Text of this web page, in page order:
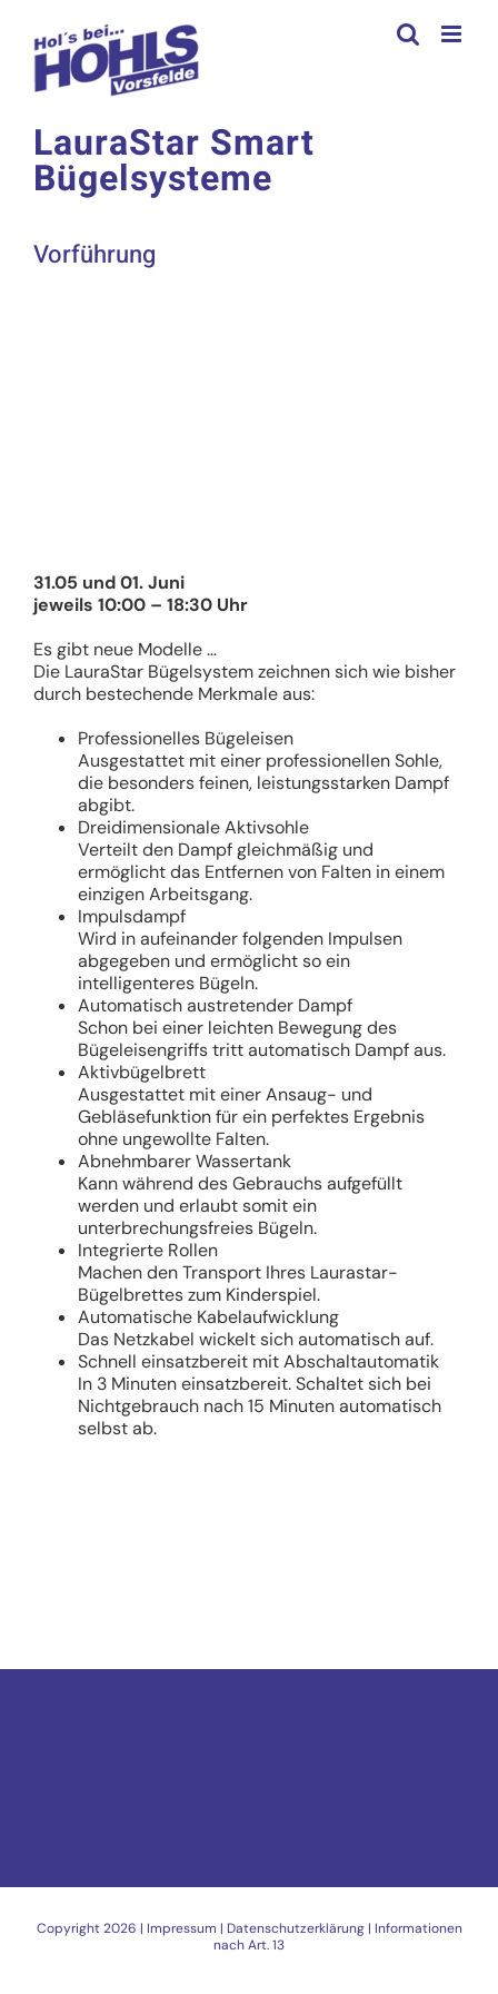
Inhalt
springen
LauraStar Smart
Bügelsysteme
Vorführung
31.05 und 01. Juni
jeweils 10:00 – 18:30 Uhr
Es gibt neue Modelle …
Die LauraStar Bügelsystem zeichnen sich wie bisher
durch bestechende Merkmale aus:
Professionelles Bügeleisen
Ausgestattet mit einer professionellen Sohle,
die besonders feinen, leistungsstarken Dampf
abgibt.
Dreidimensionale Aktivsohle
Verteilt den Dampf gleichmäßig und
ermöglicht das Entfernen von Falten in einem
einzigen Arbeitsgang.
Impulsdampf
Wird in aufeinander folgenden Impulsen
abgegeben und ermöglicht so ein
intelligenteres Bügeln.
Automatisch austretender Dampf
Schon bei einer leichten Bewegung des
Bügeleisengriffs tritt automatisch Dampf aus.
Aktivbügelbrett
Ausgestattet mit einer Ansaug- und
Gebläsefunktion für ein perfektes Ergebnis
ohne ungewollte Falten.
Abnehmbarer Wassertank
Kann während des Gebrauchs aufgefüllt
werden und erlaubt somit ein
unterbrechungsfreies Bügeln.
Integrierte Rollen
Machen den Transport Ihres Laurastar-
Bügelbrettes zum Kinderspiel.
Automatische Kabelaufwicklung
Das Netzkabel wickelt sich automatisch auf.
Schnell einsatzbereit mit Abschaltautomatik
In 3 Minuten einsatzbereit. Schaltet sich bei
Nichtgebrauch nach 15 Minuten automatisch
selbst ab.
Copyright2026 | Impressum | Datenschutzerklärung| Informationen
nach Art. 13